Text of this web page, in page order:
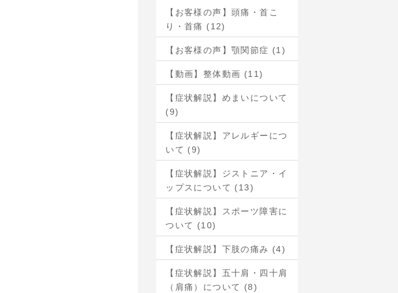
【お客様の声】頭痛・首こ
り・首痛 (12)
【お客様の声】顎関節症 (1)
【動画】整体動画 (11)
【症状解説】めまいについて
(9)
【症状解説】アレルギーにつ
いて (9)
【症状解説】ジストニア・イ
ップスについて (13)
【症状解説】スポーツ障害に
ついて (10)
【症状解説】下肢の痛み (4)
【症状解説】五十肩・四十肩
（肩痛）について (8)